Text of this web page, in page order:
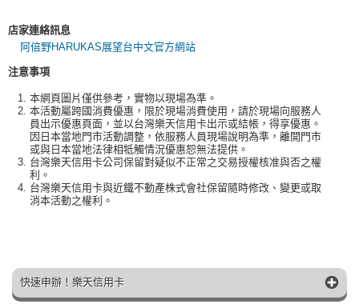
店家連絡訊息
阿倍野HARUKAS展望台中文官方網站
注意事項
本網頁圖片僅供參考，實物以現場為準。
本活動屬跨國消費優惠，限於現場消費使用，請於現場向服務人
員出示優惠頁面，並以台灣樂天信用卡出示或結帳，得享優惠。
因日本當地門市活動調整，依服務人員現場說明為準，離開門市
或與日本當地法律相牴觸情況優惠恕無法提供。
台灣樂天信用卡公司保留對疑似不正常之交易授權核准與否之權
利。
台灣樂天信用卡與近鐵不動產株式會社保留隨時修改、變更或取
消本活動之權利。
快速申辦！樂天信用卡